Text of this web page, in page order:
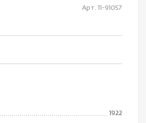
Арт. 11-91057
1922